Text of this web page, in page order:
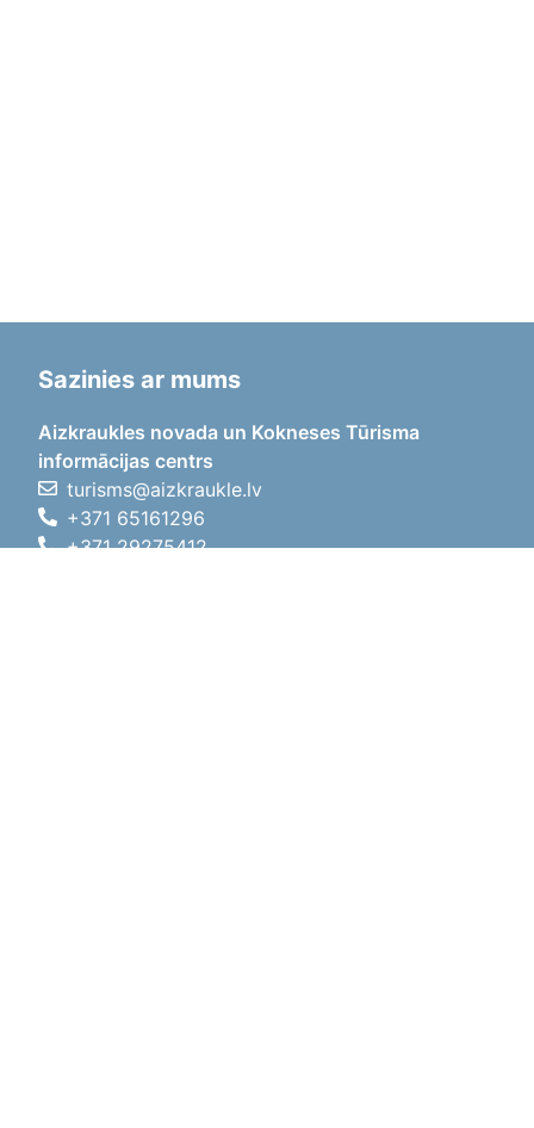
Sazinies ar mums
Aizkraukles novada un Kokneses Tūrisma
informācijas centrs
turisms@aizkraukle.lv
+371 65161296
+371 29275412